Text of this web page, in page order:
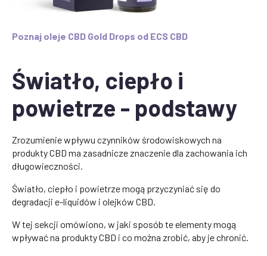
Poznaj oleje CBD Gold Drops od ECS CBD
Światło, ciepło i
powietrze - podstawy
Zrozumienie wpływu czynników środowiskowych na
produkty CBD ma zasadnicze znaczenie dla zachowania ich
długowieczności.
Światło, ciepło i powietrze mogą przyczyniać się do
degradacji e-liquidów i olejków CBD.
W tej sekcji omówiono, w jaki sposób te elementy mogą
wpływać na produkty CBD i co można zrobić, aby je chronić.